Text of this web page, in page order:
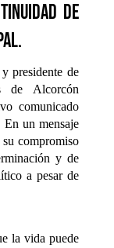
de
presidente de
de Alcorcón
comunicado
En un mensaje
compromiso
y de
a pesar de
la vida puede